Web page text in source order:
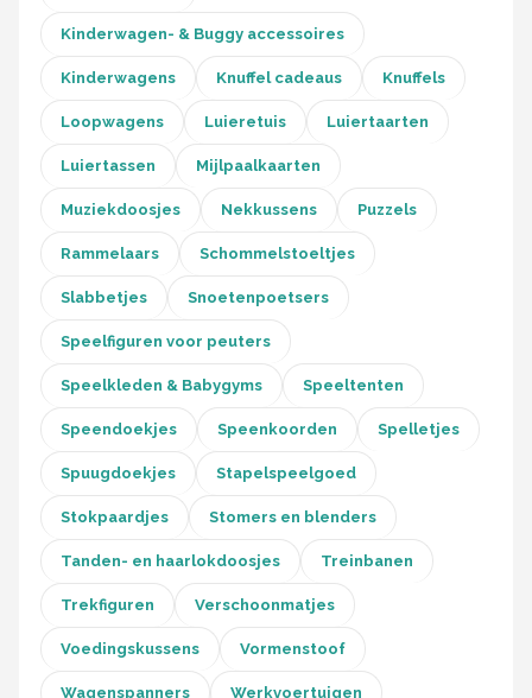
Kinderwagen- & Buggy accessoires
Kinderwagens Knuffel cadeaus Knuffels
Loopwagens Luieretuis Luiertaarten
Luiertassen Mijlpaalkaarten
Muziekdoosjes Nekkussens Puzzels
Rammelaars Schommelstoeltjes
Slabbetjes Snoetenpoetsers
Speelfiguren voor peuters
Speelkleden & Babygyms Speeltenten
Speendoekjes Speenkoorden Spelletjes
Spuugdoekjes Stapelspeelgoed
Stokpaardjes Stomers en blenders
Tanden- en haarlokdoosjes Treinbanen
Trekfiguren Verschoonmatjes
Voedingskussens Vormenstoof
Wagenspanners Werkvoertuigen